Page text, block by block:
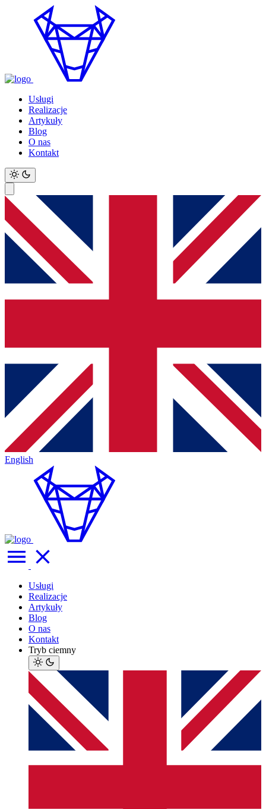
Usługi
Realizacje
Artykuły
Blog
O nas
Kontakt
English
Usługi
Realizacje
Artykuły
Blog
O nas
Kontakt
Tryb ciemny